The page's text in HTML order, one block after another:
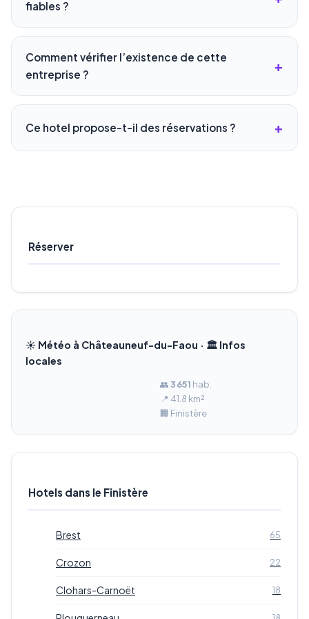
fiables ?
Comment vérifier l’existence de cette
entreprise ?
Ce hotel propose-t-il des réservations ?
Réserver
☀️ Météo à Châteauneuf-du-Faou · 🏛️ Infos
locales
👥 3 651 hab.
📍 41.8 km²
🏢 Finistère
Hotels dans le Finistère
Brest 65
Crozon 22
Clohars-Carnoët 18